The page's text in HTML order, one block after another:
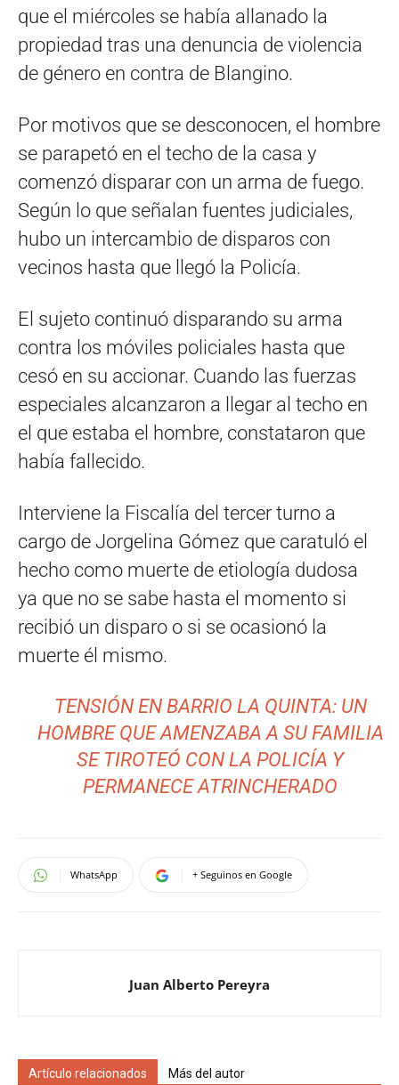
que el miércoles se había allanado la
propiedad tras una denuncia de violencia
de género en contra de Blangino.
Por motivos que se desconocen, el hombre
se parapetó en el techo de la casa y
comenzó disparar con un arma de fuego.
Según lo que señalan fuentes judiciales,
hubo un intercambio de disparos con
vecinos hasta que llegó la Policía.
El sujeto continuó disparando su arma
contra los móviles policiales hasta que
cesó en su accionar. Cuando las fuerzas
especiales alcanzaron a llegar al techo en
el que estaba el hombre, constataron que
había fallecido.
Interviene la Fiscalía del tercer turno a
cargo de Jorgelina Gómez que caratuló el
hecho como muerte de etiología dudosa
ya que no se sabe hasta el momento si
recibió un disparo o si se ocasionó la
muerte él mismo.
TENSIÓN EN BARRIO LA QUINTA: UN
HOMBRE QUE AMENZABA A SU FAMILIA
SE TIROTEÓ CON LA POLICÍA Y
PERMANECE ATRINCHERADO
WhatsApp + Seguinos en Google
Juan Alberto Pereyra
Artículo relacionados Más del autor